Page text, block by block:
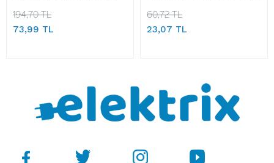
194,70 TL
73,99 TL
60,72 TL
23,07 TL